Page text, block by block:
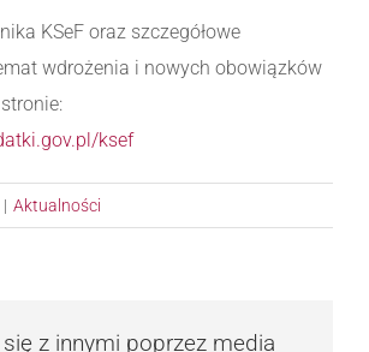
KSeF oraz szczegółowe
wdrożenia i nowych obowiązków
ksef
| Aktualności
z innymi poprzez media